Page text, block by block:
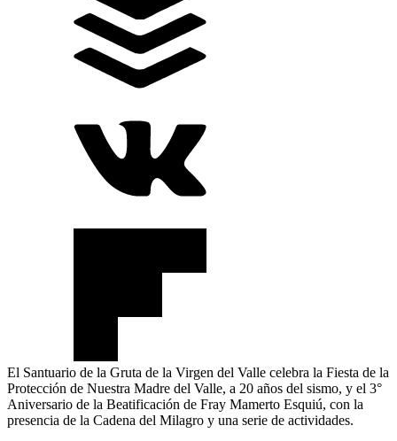
El Santuario de la Gruta de la Virgen del Valle celebra la Fiesta de la
Protección de Nuestra Madre del Valle, a 20 años del sismo, y el 3°
Aniversario de la Beatificación de Fray Mamerto Esquiú, con la
presencia de la Cadena del Milagro y una serie de actividades.